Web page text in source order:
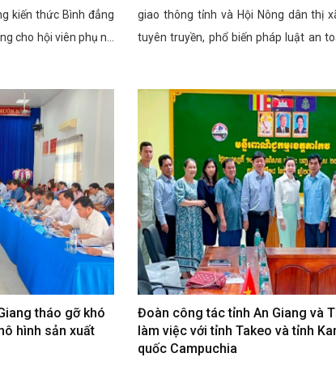
kiến thức Bình đẳng
cho hội viên phụ nữ
giao thông tỉnh và Hội Nông dân thị
tuyên truyền, phổ biến pháp luật an
trợ Nông dân; đại diện Ban An toàn
Trần Phước Hiểu- Chủ tịch Hội Nông
tháo gỡ khó
hình sản xuất
Đoàn công tác tỉnh An Giang và
làm việc với tỉnh Takeo và tỉnh
quốc Campuchia